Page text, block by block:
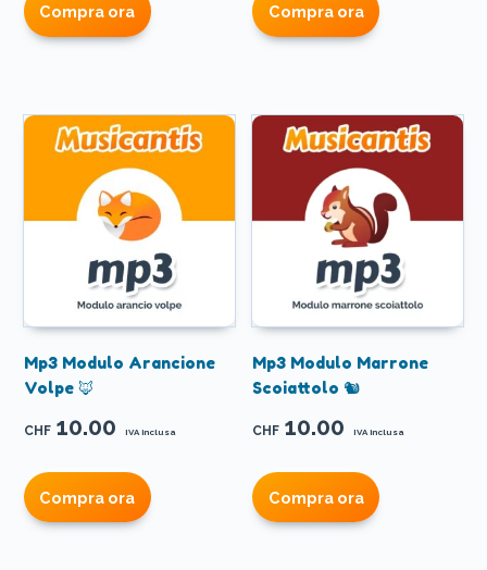
Compra ora Compra ora
Mp3 Modulo Arancione
Volpe 🦊
CHF10.00 IVA inclusa
Compra ora
Mp3 Modulo Marrone
Scoiattolo 🐿️
CHF 10.00 IVA inclusa
Compra ora